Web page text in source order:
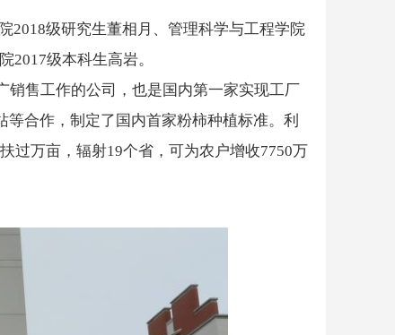
2018级研究生董相月、管理科学与工程学院
2017级本科生高岩。
售工作的公司，也是国内第一家实现工厂
合作，制定了国内首家粉柿种植标准。利
过万亩，辐射19个省，可为农户增收7750万